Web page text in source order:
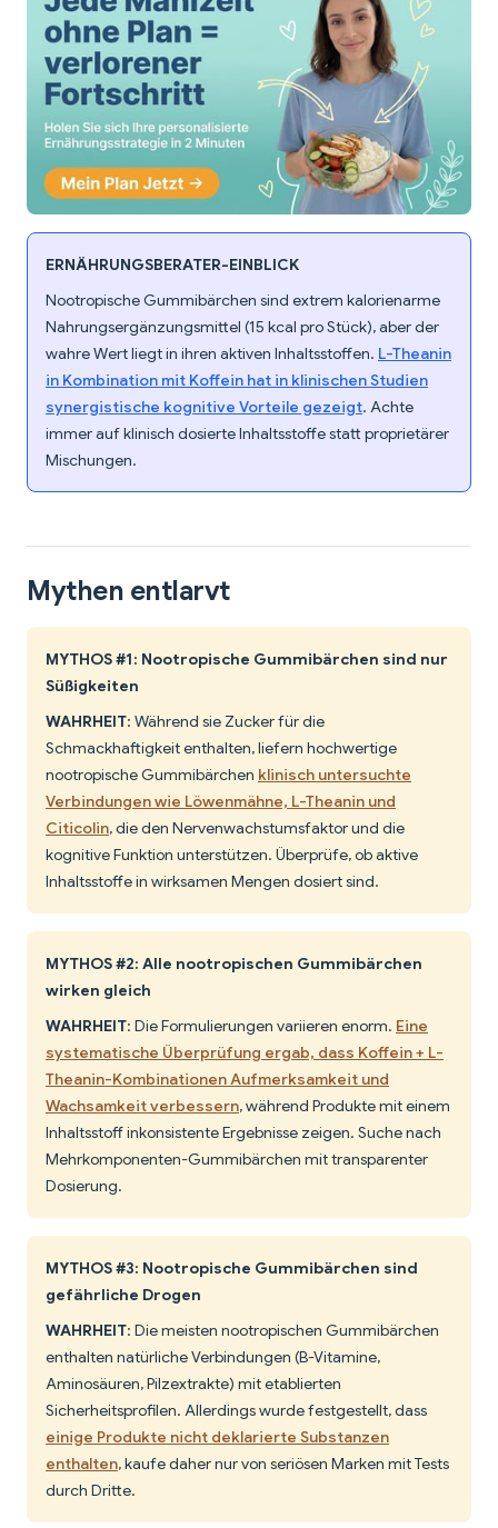
ERNÄHRUNGSBERATER-EINBLICK
Nootropische Gummibärchen sind extrem kalorienarme
Nahrungsergänzungsmittel (15 kcal pro Stück), aber der
wahre Wert liegt in ihren aktiven Inhaltsstoffen. L-Theanin
in Kombination mit Koffein hat in klinischen Studien
synergistische kognitive Vorteile gezeigt. Achte
immer auf klinisch dosierte Inhaltsstoffe statt proprietärer
Mischungen.
Mythen entlarvt
MYTHOS #1: Nootropische Gummibärchen sind nur
Süßigkeiten
WAHRHEIT: Während sie Zucker für die
Schmackhaftigkeit enthalten, liefern hochwertige
nootropische Gummibärchen klinisch untersuchte
Verbindungen wie Löwenmähne, L-Theanin und
Citicolin, die den Nervenwachstumsfaktor und die
kognitive Funktion unterstützen. Überprüfe, ob aktive
Inhaltsstoffe in wirksamen Mengen dosiert sind.
MYTHOS #2: Alle nootropischen Gummibärchen
wirken gleich
WAHRHEIT: Die Formulierungen variieren enorm. Eine
systematische Überprüfung ergab, dass Koffein + L-
Theanin-Kombinationen Aufmerksamkeit und
Wachsamkeit verbessern, während Produkte mit einem
Inhaltsstoff inkonsistente Ergebnisse zeigen. Suche nach
Mehrkomponenten-Gummibärchen mit transparenter
Dosierung.
MYTHOS #3: Nootropische Gummibärchen sind
gefährliche Drogen
WAHRHEIT: Die meisten nootropischen Gummibärchen
enthalten natürliche Verbindungen (B-Vitamine,
Aminosäuren, Pilzextrakte) mit etablierten
Sicherheitsprofilen. Allerdings wurde festgestellt, dass
einige Produkte nicht deklarierte Substanzen
enthalten, kaufe daher nur von seriösen Marken mit Tests
durch Dritte.